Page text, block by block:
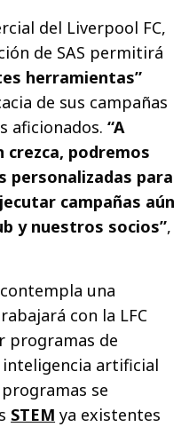
del Liverpool FC,
de SAS permitirá
herramientas”
de sus campañas
aficionados.“A
crezca, podremos
personalizadas para
campañas aún
y nuestros socios”,
una
con la LFC
programas de
artificial
se
STEM ya existentes